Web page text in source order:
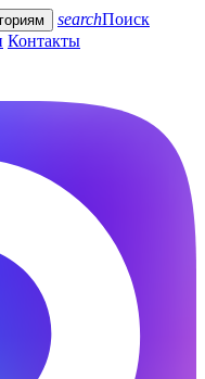
searchПоиск
Контакты